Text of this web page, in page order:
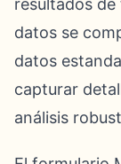
resultados
datos se
datos
capturar
análisis